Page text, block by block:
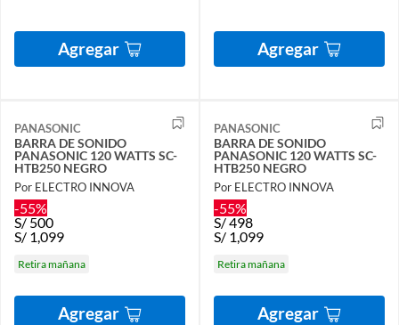
Agregar Agregar
PANASONIC
BARRA DE SONIDO
PANASONIC 120 WATTS SC-
HTB250 NEGRO
Por ELECTRO INNOVA
-55%
S/500
S/ 1,099
Retira mañana
Agregar
PANASONIC
BARRA DE SONIDO
PANASONIC 120 WATTS SC-
HTB250 NEGRO
Por ELECTRO INNOVA
-55%
S/498
S/ 1,099
Retira mañana
Agregar